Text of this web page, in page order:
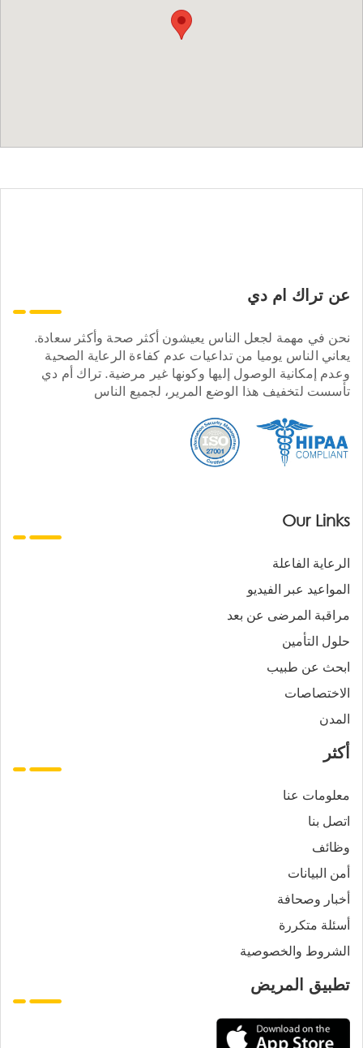
عن تراك ام دي
نحن في مهمة لجعل الناس يعيشون أكثر صحة وأكثر سعادة.
يعاني الناس يوميا من تداعيات عدم كفاءة الرعاية الصحية
وعدم إمكانية الوصول إليها وكونها غير مرضية. تراك أم دي
تأسست لتخفيف هذا الوضع المرير، لجميع الناس
Our Links
الرعاية الفاعلة
المواعيد عبر الفيديو
مراقبة المرضى عن بعد
حلول التأمين
ابحث عن طبيب
الاختصاصات
المدن
أكثر
معلومات عنا
اتصل بنا
وظائف
أمن البيانات
أخبار وصحافة
أسئلة متكررة
الشروط والخصوصية
تطبيق المريض